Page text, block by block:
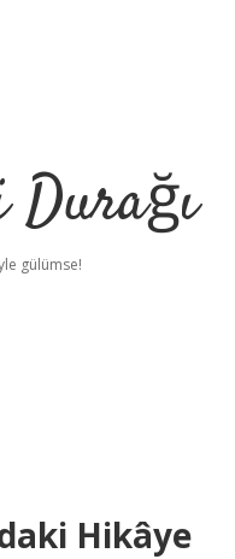
Durağı
gülümse!
Hikâye